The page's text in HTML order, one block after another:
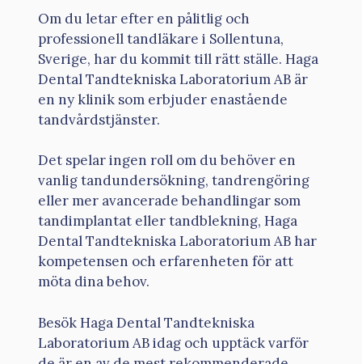
Om du letar efter en pålitlig och
professionell tandläkare i Sollentuna,
Sverige, har du kommit till rätt ställe. Haga
Dental Tandtekniska Laboratorium AB är
en ny klinik som erbjuder enastående
tandvårdstjänster.
Det spelar ingen roll om du behöver en
vanlig tandundersökning, tandrengöring
eller mer avancerade behandlingar som
tandimplantat eller tandblekning, Haga
Dental Tandtekniska Laboratorium AB har
kompetensen och erfarenheten för att
möta dina behov.
Besök Haga Dental Tandtekniska
Laboratorium AB idag och upptäck varför